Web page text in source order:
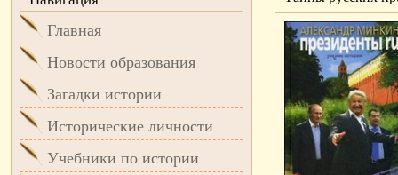
Главная
Новости образования
Загадки истории
Исторические личности
Учебники по истории